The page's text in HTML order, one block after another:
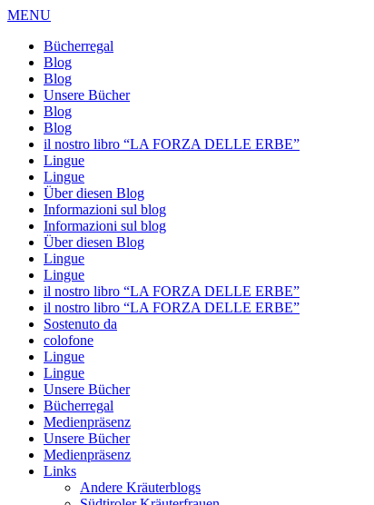
MENU
Bücherregal
Blog
Blog
Unsere Bücher
Blog
Blog
il nostro libro “LA FORZA DELLE ERBE”
Lingue
Lingue
Über diesen Blog
Informazioni sul blog
Informazioni sul blog
Über diesen Blog
Lingue
Lingue
il nostro libro “LA FORZA DELLE ERBE”
il nostro libro “LA FORZA DELLE ERBE”
Sostenuto da
colofone
Lingue
Lingue
Unsere Bücher
Bücherregal
Medienpräsenz
Unsere Bücher
Medienpräsenz
Links
Andere Kräuterblogs